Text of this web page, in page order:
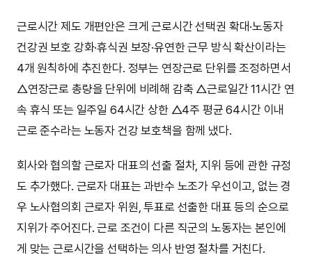
근로시간 제도 개편안은 크게 근로시간 선택권 확대·노동자
건강권 보호 강화·휴식권 보장·유연한 근무 방식 확산이라는
4개 원칙하에 추진한다. 정부는 연장근로 단위를 조정하면서
△연장근로 총량을 단위에 비례해 감축 △근로일간 11시간 연
속 휴식 또는 일주일 64시간 상한 △4주 평균 64시간 이내
근로 준수라는 노동자 건강 보호책을 함께 냈다.
회사와 협의할 근로자 대표의 선출 절차, 지위 등에 관한 규정
도 추가했다. 근로자 대표는 과반수 노조가 우선이고, 없는 경
우 노사협의회 근로자 위원, 투표로 선출한 대표 등의 순으로
지위가 주어진다. 근로 조건이 다른 직군의 노동자는 본인에
게 맞는 근로시간을 선택하는 의사 반영 절차를 거친다.